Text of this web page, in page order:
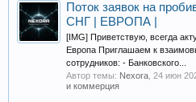
Поток заявок на
СНГ | ЕВРОПА |
[IMG] Приветствую, всегда
Европа Приглашаем к
сотрудников: - Банковского...
Автор темы: Nexora 24 июн
и коммерция